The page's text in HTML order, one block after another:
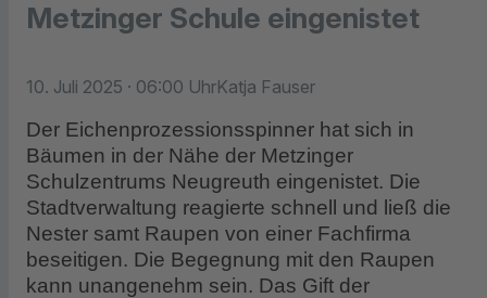
Metzinger Schule eingenistet
10. Juli 2025 · 06:00 UhrKatja Fauser
Der Eichenprozessionsspinner hat sich in
Bäumen in der Nähe der Metzinger
Schulzentrums Neugreuth eingenistet. Die
Stadtverwaltung reagierte schnell und ließ die
Nester samt Raupen von einer Fachfirma
beseitigen. Die Begegnung mit den Raupen
kann unangenehm sein. Das Gift der